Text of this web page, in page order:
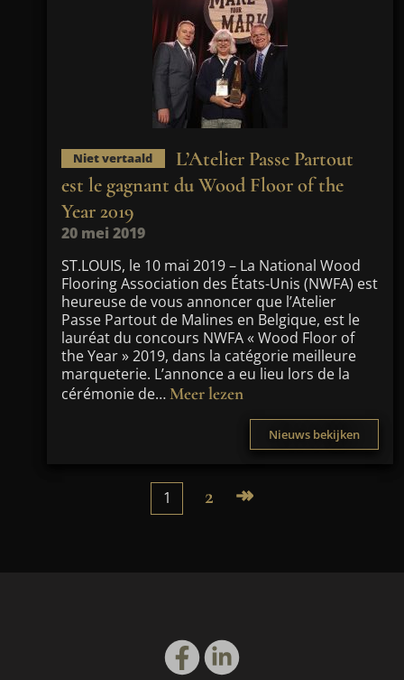
Niet vertaald
L’Atelier Passe Partout
est le gagnant du Wood Floor of the
Year 2019
20 mei 2019
ST.LOUIS, le 10 mai 2019 – La National Wood
Flooring Association des États-Unis (NWFA) est
heureuse de vous annoncer que l’Atelier
Passe Partout de Malines en Belgique, est le
lauréat du concours NWFA « Wood Floor of
the Year » 2019, dans la catégorie meilleure
marqueterie. L’annonce a eu lieu lors de la
cérémonie de…Meer lezen
Nieuws bekijken
1 2 ↠